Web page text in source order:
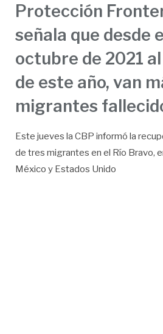
Protección
señala que desde
octubre de 2021
de este año, van
migrantes
Este jueves la CBP informó la
de tres migrantes en el Río Bravo,
México y Estados Unido